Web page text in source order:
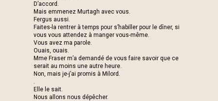
D’accord.
Mais emmenez Murtagh avec vous.
Fergus aussi.
Faites-la rentrer à temps pour s’habiller pour le dîner, si
vous vous attendez à manger vous-même.
Vous avez ma parole.
Ouais, ouais.
Mme Fraser m’a demandé de vous faire savoir que ce
serait au moins une autre heure.
Non, mais je-j’ai promis à Milord.
.
Elle le sait.
Nous allons nous dépêcher.